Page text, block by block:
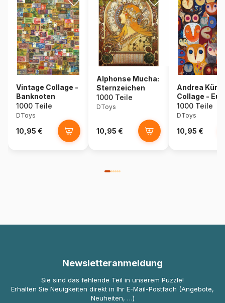
Vintage Collage -
Banknoten
1000 Teile
DToys
10,95 €
Alphonse Mucha:
Sternzeichen
1000 Teile
DToys
10,95 €
Andrea Kürti:
Collage -
1000 Teile
DToys
10,95 €
Newsletteranmeldung
Sie sind das fehlende Teil in unserem Puzzle!
Erhalten Sie Neuigkeiten direkt in Ihr E-Mail-Postfach (Angebote,
Neuheiten, …)